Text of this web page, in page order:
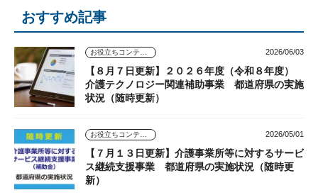
おすすめ記事
お役立ちコンテンツ 2026/06/03
【８月７日更新】２０２６年度（令和８年度）
介護テクノロジー関連補助事業 都道府県の実施
状況（随時更新）
お役立ちコンテンツ 2026/05/01
【７月１３日更新】介護事業所等に対するサービ
ス継続支援事業 都道府県の実施状況（随時更
新）